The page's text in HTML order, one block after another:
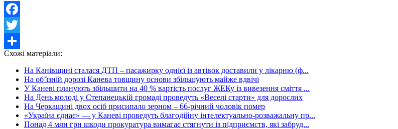
Facebook
Twitter
Share
Схожі матеріали:
На Канівщині сталася ДТП – пасажирку однієї із автівок доставили у лікарню (ф...
На об’їзній дорозі Канева товщину основи збільшують майже вдвічі
У Каневі планують збільшити на 40 % вартість послуг ЖЕКу із вивезення сміття ...
На День молоді у Степанецькій громаді проведуть «Веселі старти» для дорослих
На Черкащині двох осіб присипало зерном – 66-річний чоловік помер
«Україна єднає» — у Каневі проведуть благодійну інтелектуально-розважальну пр...
Понад 4 млн грн шкоди прокуратура вимагає стягнути із підприємств, які забруд...